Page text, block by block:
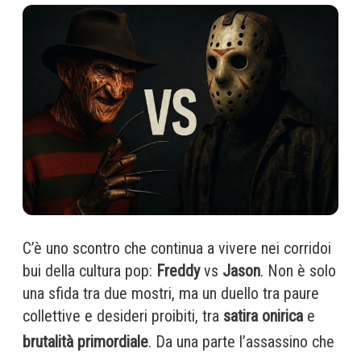
C’è uno scontro che continua a vivere nei corridoi
bui della cultura pop: Freddyvs Jason. Non è solo
una sfida tra due mostri, ma un duello tra paure
collettive e desideri proibiti, tra satira onirica e
brutalità primordiale. Da una parte l’assassino che